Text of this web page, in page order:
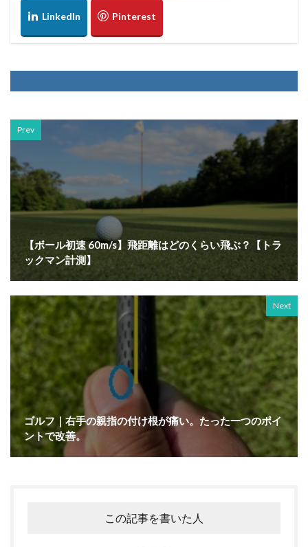
Prev
【ボール初速 60m/s】飛距離はどのくらい飛ぶ？【トラ
ックマン計測】
Next
ゴルフ｜右手の親指の付け根が痛い。たった一つのポイ
ントで改善。
この記事を書いた人